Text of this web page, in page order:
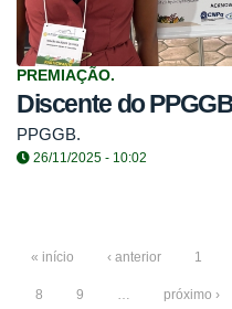
PREMIAÇÃO.
Discente do
PPGGB.
26/11/2025 - 10:02
« início ‹ anterior 1
8 9 … próximo ›